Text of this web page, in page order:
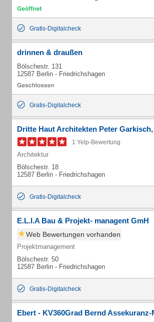
Gratis-Digitalcheck
drinnen & draußen
Bölschestr. 131
12587 Berlin - Friedrichshagen
Gratis-Digitalcheck
Dritte Haut Architekten Peter
1 Yelp-Bewertung
Architektur
Bölschestr. 18
12587 Berlin - Friedrichshagen
Gratis-Digitalcheck
E.L.I.A Bau & Projekt- managent GmH
Web Bewertungen vorhanden
Projektmanagement
Bölschestr. 50
12587 Berlin - Friedrichshagen
Gratis-Digitalcheck
Ebert - KV360Grad Bernd Assekuranz-